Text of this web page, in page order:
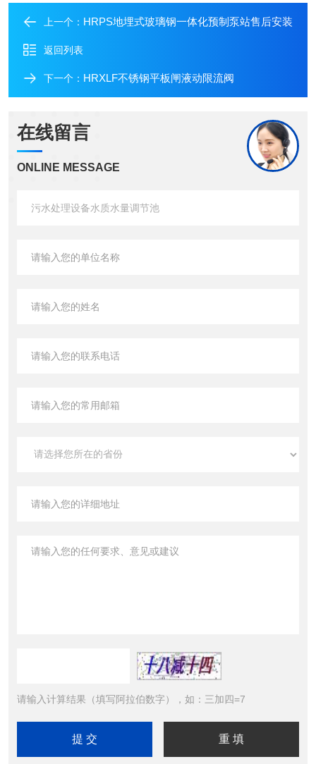
上一个： HRPS地埋式玻璃钢一体化预制泵站售后安装
返回列表
下一个： HRXLF不锈钢平板闸液动限流阀
在线留言
ONLINE MESSAGE
请输入计算结果（填写阿拉伯数字），如：三加四=7